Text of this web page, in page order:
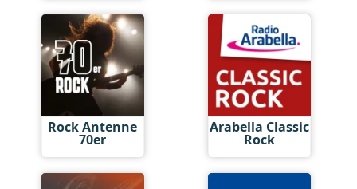
Rock Antenne
70er
Arabella Classic
Rock